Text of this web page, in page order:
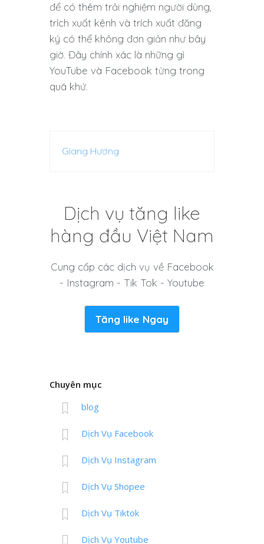
để có thêm trải nghiệm người dùng,
trích xuất kênh và trích xuất đăng
ký có thể không đơn giản như bây
giờ. Đây chính xác là những gì
YouTube và Facebook từng trong
quá khứ.
Giang Hương
Dịch vụ tăng like
hàng đầu Việt Nam
Cung cấp các dịch vụ về Facebook
- Instagram - Tik Tok - Youtube
Tăng like Ngay
Chuyên mục
blog
Dịch Vụ Facebook
Dịch Vụ Instagram
Dịch Vụ Shopee
Dịch Vụ Tiktok
Dịch Vụ Youtube